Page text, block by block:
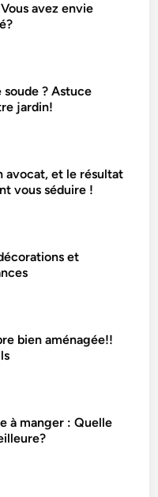
avez envie
soude ? Astuce
jardin!
avocat, et le résultat
vous séduire !
et
bien aménagée!!
à manger : Quelle